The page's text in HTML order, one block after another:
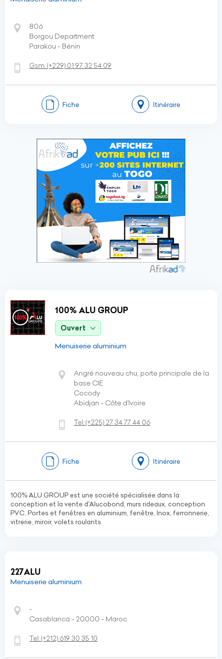
806
Borgou Department
Parakou - Bénin
Gsm:(+229) 01 97 32 54 09
Fiche Itinéraire
100% ALU GROUP
Ouvert
Menuiserie aluminium
Angré nouveau chu, porte principale de la
base CIE
Cocody
Abidjan - Côte d’Ivoire
Tel:(+225) 27 34 77 44 06
Fiche Itinéraire
100% ALU GROUP est une société spécialisée dans la
conception et la vente d'Alucobond, murs rideaux, conception
PVC, Portes et fenêtres en aluminium, fenêtre, Inox, ferronnerie,
vitrerie, miroir, volets roulants.
227ALU
Menuiserie aluminium
-
Casablanca - 20000 - Maroc
Tel:(+212) 619 30 35 10